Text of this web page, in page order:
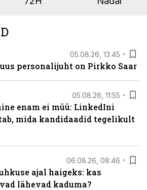
05.08.26, 13:45
uus personalijuht on Pirkko Saar
05.08.26, 11:55
enam ei müü: LinkedIni
mida kandidaadid tegelikult
06.08.26, 08:46
ajal haigeks: kas
lähevad kaduma?